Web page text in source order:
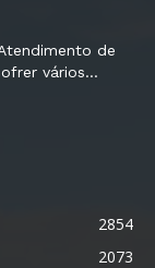
de
vários...
2854
2073